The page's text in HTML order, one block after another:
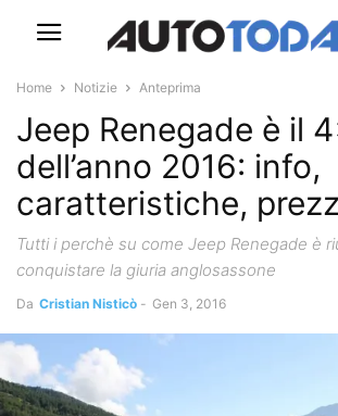
Home Notizie Anteprima
Jeep Renegade è il
dell’anno 2016: info,
caratteristiche,
Tutti i perchè su come Jeep Renegade è
conquistare la giuria anglosassone
Da Cristian Nisticò - Gen 3, 2016